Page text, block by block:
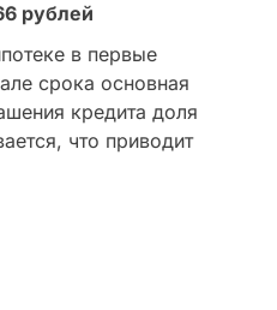
рублей
в первые
срока основная
кредита доля
что приводит